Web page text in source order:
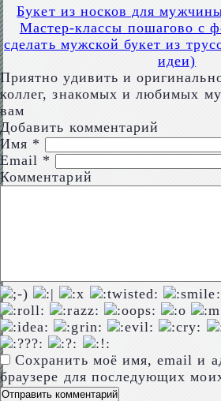
Букет из носков для
Мастер-классы пошагово с
сделать мужской букет из
идеи)
Приятно удивить и
коллег, знакомых и любимых
вам
Добавить комментарий
Имя *
Email *
Комментарий
Сохранить моё имя, email и
браузере для последующих